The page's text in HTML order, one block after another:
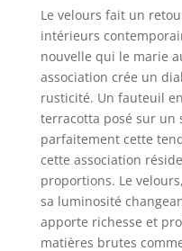
Le velours fait un
intérieurs
nouvelle qui le marie
association crée un
rusticité. Un fauteuil
terracotta posé sur un
parfaitement cette
cette association
proportions. Le
sa luminosité
apporte richesse et
matières brutes